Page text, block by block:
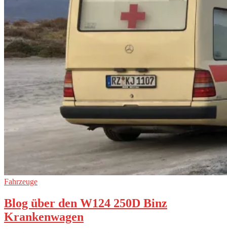
Fahrzeuge
Blog über den W124 250D Binz
Krankenwagen